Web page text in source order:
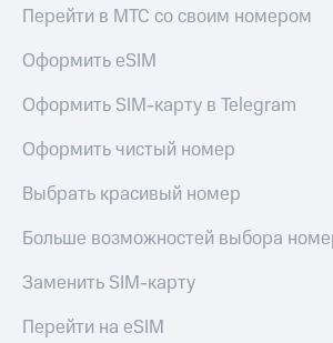
Перейти в МТС со своим номером
Оформить eSIM
Оформить SIM-карту в Telegram
Оформить чистый номер
Выбрать красивый номер
Больше возможностей выбора
Заменить SIM-карту
Перейти на eSIM